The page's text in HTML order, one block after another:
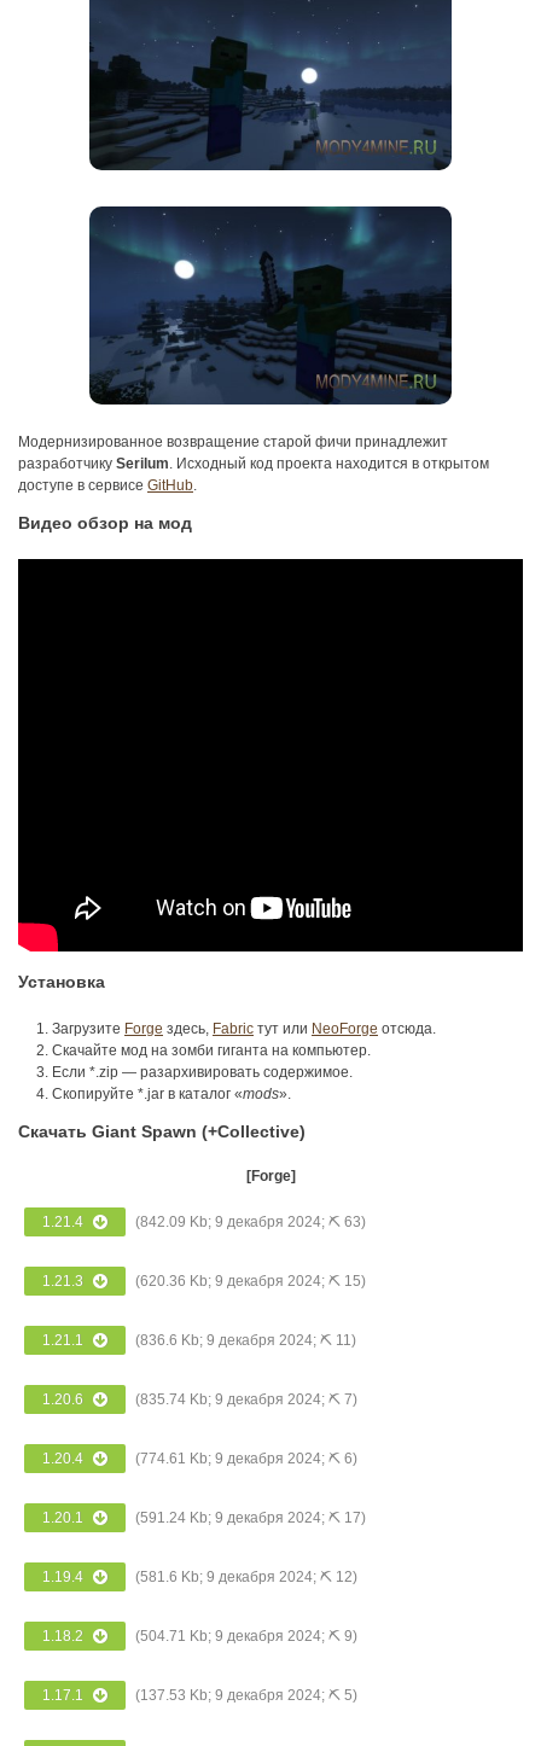
Модернизированное возвращение старой фичи принадлежит
разработчику Serilum . Исходный код проекта находится в открытом
доступе в сервисе GitHub
Видео обзор на мод
Установка
Загрузите Forge здесь, Fabric тут или NeoForge отсюда.
Скачайте мод на зомби гиганта на компьютер.
Если *.zip — разархивировать содержимое.
Скопируйте *.jar в каталог «mods».
Скачать Giant Spawn (+Collective)
[Forge]
1.21.4 (842.09 Kb; 9 декабря 2024; ⛏ 63)
1.21.3 (620.36 Kb; 9 декабря 2024; ⛏ 15)
1.21.1 (836.6 Kb; 9 декабря 2024; ⛏ 11)
1.20.6 (835.74 Kb; 9 декабря 2024; ⛏ 7)
1.20.4 (774.61 Kb; 9 декабря 2024; ⛏ 6)
1.20.1 (591.24 Kb; 9 декабря 2024; ⛏ 17)
1.19.4 (581.6 Kb; 9 декабря 2024; ⛏ 12)
1.18.2 (504.71 Kb; 9 декабря 2024; ⛏ 9)
1.17.1 (137.53 Kb; 9 декабря 2024; ⛏ 5)